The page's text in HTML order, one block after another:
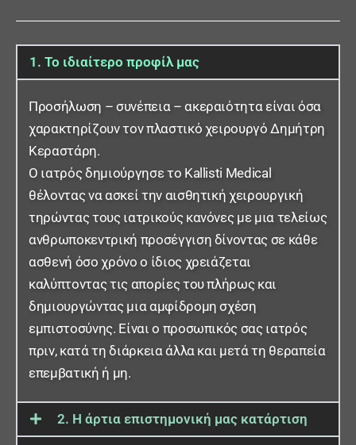
1. Το ιδιαίτερο προφίλ μας
Προσήλωση – συνέπεια – ακεραιότητα είναι όσα
χαρακτηρίζουν τον πλαστικό χειρουργό Δημήτρη
Κεραστάρη.
Ο ιατρός δημιούργησε το Kallisti Medical
θέλοντας να ασκεί την αισθητική χειρουργική
τηρώντας τους ιατρικούς κανόνες με μια τελείως
ανθρωποκεντρική προσέγγιση δίνοντας σε κάθε
ασθενή όσο χρόνο ο ίδιος χρειάζεται
καλύπτοντας τις απορίες του πλήρως και
δημιουργώντας μια αμφίδρομη σχέση
εμπιστοσύνης. Είναι ο προσωπικός σας ιατρός
πριν, κατά τη διάρκεια άλλα και μετά τη θεραπεία
επεμβατική ή μη.
2. Η άρτια επιστημονική μας κατάρτιση